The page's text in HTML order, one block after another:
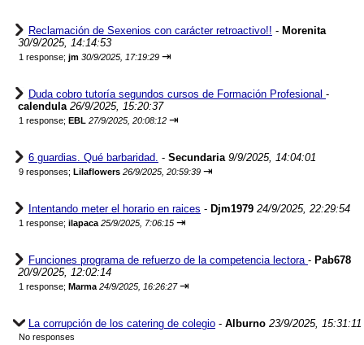
Reclamación de Sexenios con carácter retroactivo!! - Morenita
30/9/2025, 14:14:53
1 response; jm 30/9/2025, 17:19:29 ⇥
Duda cobro tutoría segundos cursos de Formación Profesional -
calendula 26/9/2025, 15:20:37
1 response; EBL 27/9/2025, 20:08:12 ⇥
6 guardias. Qué barbaridad. - Secundaria 9/9/2025, 14:04:01
9 responses; Lilaflowers 26/9/2025, 20:59:39 ⇥
Intentando meter el horario en raices - Djm1979 24/9/2025, 22:29:54
1 response; ilapaca 25/9/2025, 7:06:15 ⇥
Funciones programa de refuerzo de la competencia lectora - Pab678
20/9/2025, 12:02:14
1 response; Marma 24/9/2025, 16:26:27 ⇥
La corrupción de los catering de colegio - Alburno 23/9/2025, 15:31:11
No responses